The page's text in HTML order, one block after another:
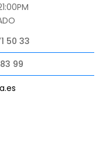
50 33
99